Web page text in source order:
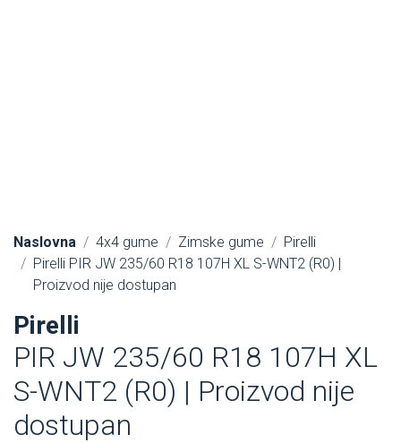
Naslovna 4x4 gume Zimske gume
Pirelli
Pirelli PIR JW 235/60 R18 107H XL S-WNT2 (R0) |
Proizvod nije dostupan
Pirelli
PIR JW 235/60 R18 107H XL
S-WNT2 (R0) | Proizvod nije
dostupan